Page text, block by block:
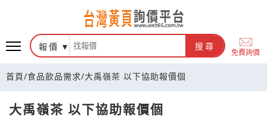
報價 搜尋
免費詢價
首頁/食品飲品需求/大禹嶺茶 以下協助報價個
大禹嶺茶 以下協助報價個